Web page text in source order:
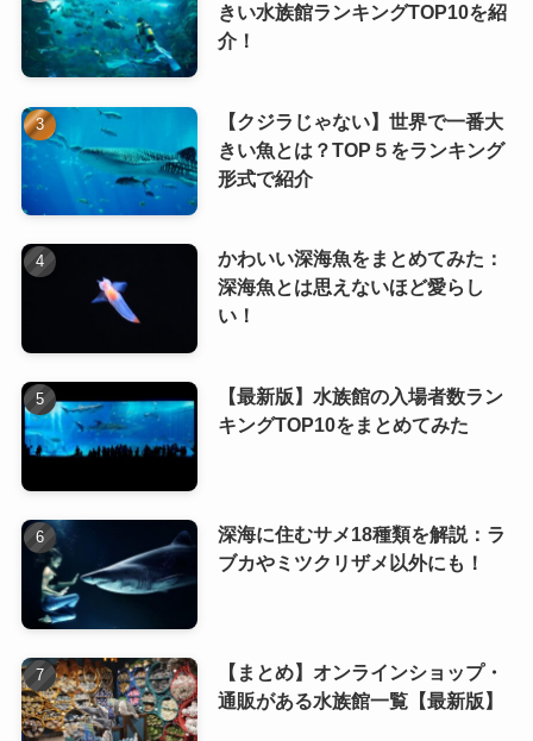
きい水族館ランキングTOP10を紹
介！
【クジラじゃない】世界で一番大
きい魚とは？TOP５をランキング
形式で紹介
かわいい深海魚をまとめてみた：
深海魚とは思えないほど愛らし
い！
【最新版】水族館の入場者数ラン
キングTOP10をまとめてみた
深海に住むサメ18種類を解説：ラ
ブカやミツクリザメ以外にも！
【まとめ】オンラインショップ・
通販がある水族館一覧【最新版】